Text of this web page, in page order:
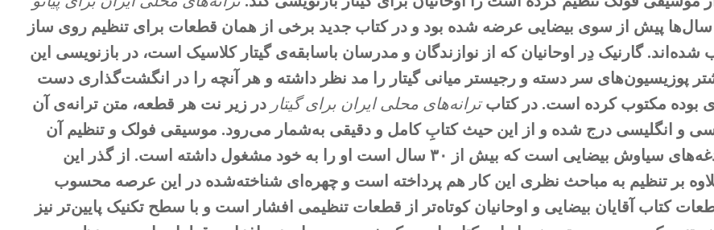
سال‌ها پیش از سوی بیضایی عرضه شده بود و در کتاب جدید برخی از همان قطعات برای تنظیم روی ساز
شده‌اند. گارنیک دِر اوحانیان که از نوازندگان و مدرسان با‌سابقه‌ی گیتار کلاسیک است، در بازنویسی این
پوزیسیون‌های سر دسته و رجیستر میانی گیتار را مد نظر داشته و هر آنچه را در انگشت‌گذاری دست
مکتوب کرده است. در کتابترانه‌های محلی ایران برای گیتار در زیر نت هر قطعه، متن ترانه‌ی آن
و انگلیسی درج شده و از این حیث کتابِ کامل و دقیقی به‌شمار می‌رود. موسیقی فولک و تنظیم آن
یکی از دغدغه‌های سیاوش بیضایی است که بیش از ۳۰ سال است او را به خود مشغول داشته است. از گذر این
بر تنظیم به مباحث نظری این کار هم پرداخته است و چهره‌ای شناخته‌شده در این عرصه محسوب
کتاب آقایان بیضایی و اوحانیان کوتاه‌تر از قطعات تنظیمی افشار است و با سطح تکنیک پایین‌تر نیز